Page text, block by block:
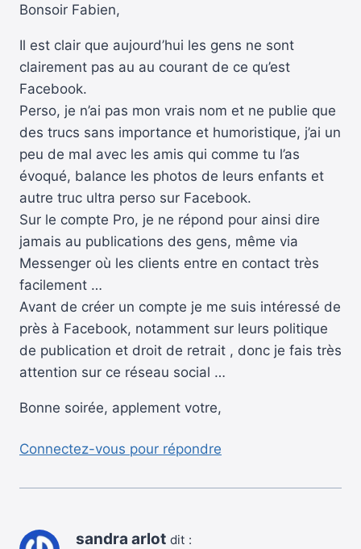
Bonsoir Fabien,
Il est clair que aujourd’hui les gens ne sont
clairement pas au au courant de ce qu’est
Facebook.
Perso, je n’ai pas mon vrais nom et ne publie que
des trucs sans importance et humoristique, j’ai un
peu de mal avec les amis qui comme tu l’as
évoqué, balance les photos de leurs enfants et
autre truc ultra perso sur Facebook.
Sur le compte Pro, je ne répond pour ainsi dire
jamais au publications des gens, même via
Messenger où les clients entre en contact très
facilement …
Avant de créer un compte je me suis intéressé de
près à Facebook, notamment sur leurs politique
de publication et droit de retrait , donc je fais très
attention sur ce réseau social …
Bonne soirée, applement votre,
Connectez-vous pour répondre
sandra arlot dit :